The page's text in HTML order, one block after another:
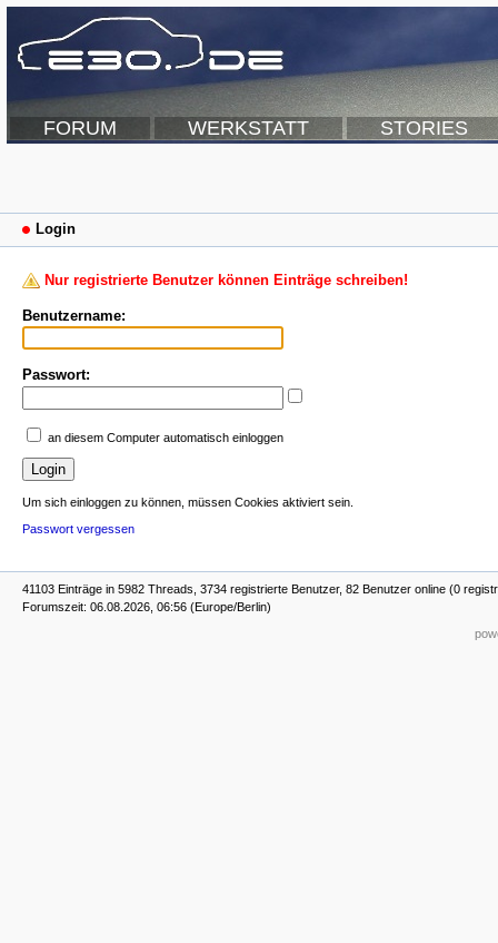
FORUM WERKSTATT STORIES
Login
Nur registrierte Benutzer können Einträge schreiben!
Benutzername:
Passwort:
an diesem Computer automatisch einloggen
Um sich einloggen zu können, müssen Cookies aktiviert sein.
Passwort vergessen
41103 Einträge in 5982 Threads, 3734 registrierte Benutzer, 82 Benutzer online (0
Forumszeit: 06.08.2026, 06:56 (Europe/Berlin)